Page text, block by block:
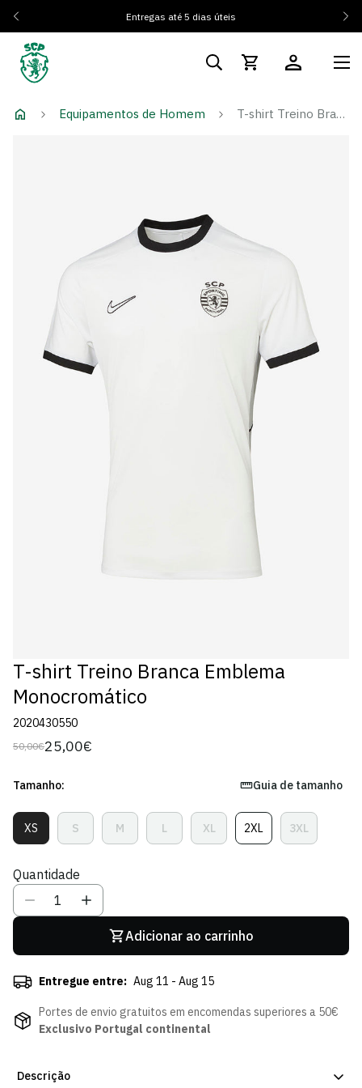
Entregas até 5 dias úteis
Equipamentos de Homem T-shirt Treino Branca Emblema Monocromático
T-shirt Treino Branca Emblema
Monocromático
2020430550
Preço
50,00€
Preço
venda
25,00€
Tamanho: Guia de tamanho
XSVariante
Esgotada
Indisponível
SVariante
Esgotada
Indisponível
MVariante
Esgotada
LVariante
Esgotada
XL
Variante
Esgotada
2XLVariante
Esgotada
3XLVariante
Esgotada
Quantidade
Adicionar ao carrinho
Entregue entre: Aug 11 - Aug 15
Portes de envio gratuitos em encomendas superiores a 50€
Exclusivo Portugal continental
Descrição